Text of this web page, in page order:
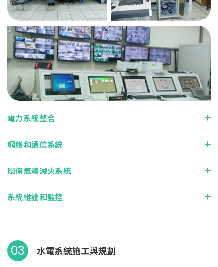
電力系統整合
網絡和通信系統
環保氣體滅火系統
系統維護和監控
03 水電系統施工與規劃